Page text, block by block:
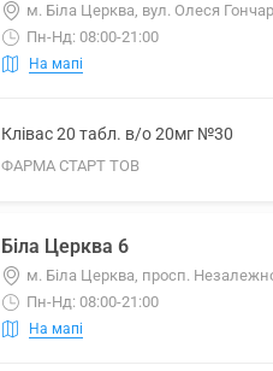
м. Біла Церква, вул. Олеся
Пн-Нд: 08:00-21:00
На мапі
Клівас 20 табл. в/о 20мг №30
ФАРМА СТАРТ ТОВ
Біла Церква 6
м. Біла Церква, просп.
Пн-Нд: 08:00-21:00
На мапі